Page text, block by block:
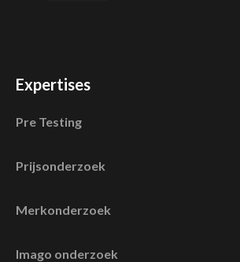
Expertises
Pre Testing
Prijsonderzoek
Merkonderzoek
Imago onderzoek